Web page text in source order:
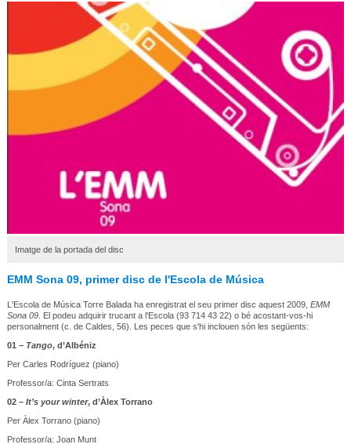
Imatge de la portada del disc
EMM Sona 09, primer disc de l'Escola de Música
L'Escola de Música Torre Balada ha enregistrat el seu primer disc aquest 2009, EMM
Sona 09. El podeu adquirir trucant a l'Escola (93 714 43 22) o bé acostant-vos-hi
personalment (c. de Caldes, 56). Les peces que s'hi inclouen són les següents:
01 – Tango, d’Albéniz
Per Carles Rodríguez (piano)
Professor/a: Cinta Sertrats
02 – It’s your winter, d’Àlex Torrano
Per Àlex Torrano (piano)
Professor/a: Joan Munt